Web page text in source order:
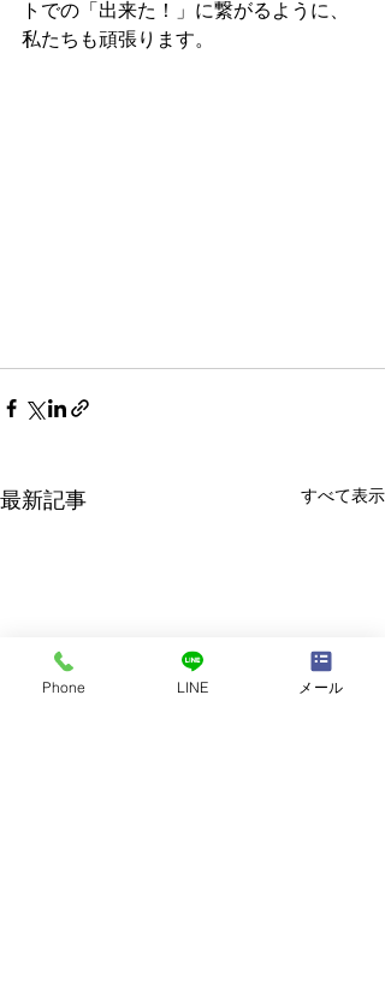
トでの「出来た！」に繋がるように、
私たちも頑張ります。
最新記事 すべて表示
Phone LINE メール